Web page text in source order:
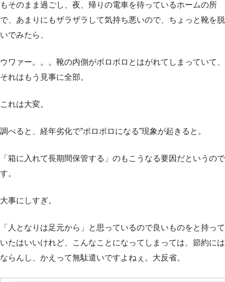
もそのまま過ごし、夜、帰りの電車を待っているホームの所
で、あまりにもザラザラして気持ち悪いので、ちょっと靴を脱
いでみたら、
ウワァー。。。靴の内側がボロボロとはがれてしまっていて、
それはもう見事に全部。
これは大変。
調べると、経年劣化で”ボロボロになる”現象が起きると。
「箱に入れて長期間保管する」のもこうなる要因だというので
す。
大事にしすぎ。
「人となりは足元から」と思っているので良いものをと持って
いたはいいけれど、こんなことになってしまっては、節約には
ならんし、かえって無駄遣いですよねぇ。大反省。